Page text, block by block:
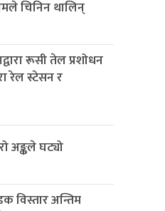
चिनिन थालिन्
रूसी तेल प्रशोधन
रेल स्टेसन र
अङ्कले घट्यो
विस्तार अन्तिम